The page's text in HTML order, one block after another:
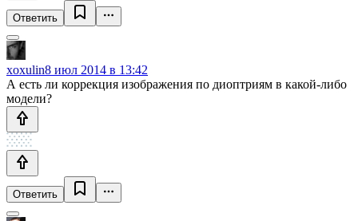
Ответить
xoxulin8 июл 2014 в 13:42
А есть ли коррекция изображения по диоптриям в какой-либо
модели?
Ответить